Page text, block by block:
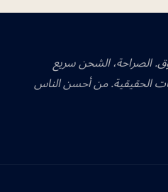
الصراحة، الشحن سريع
الحقيقية. من أحسن الناس